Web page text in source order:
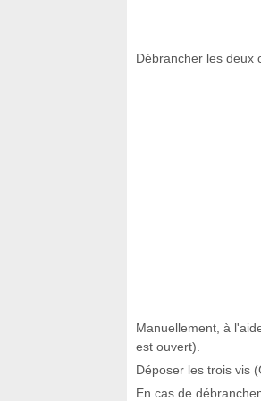
Débrancher les deux
Manuellement, à
est ouvert).
Déposer les trois vis
En cas de